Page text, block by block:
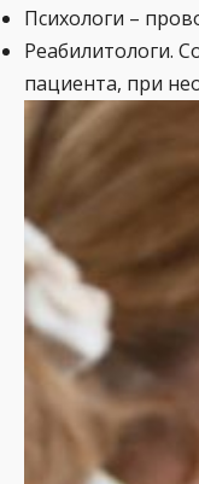
Психологи –
Реабилитологи.
пациента, при